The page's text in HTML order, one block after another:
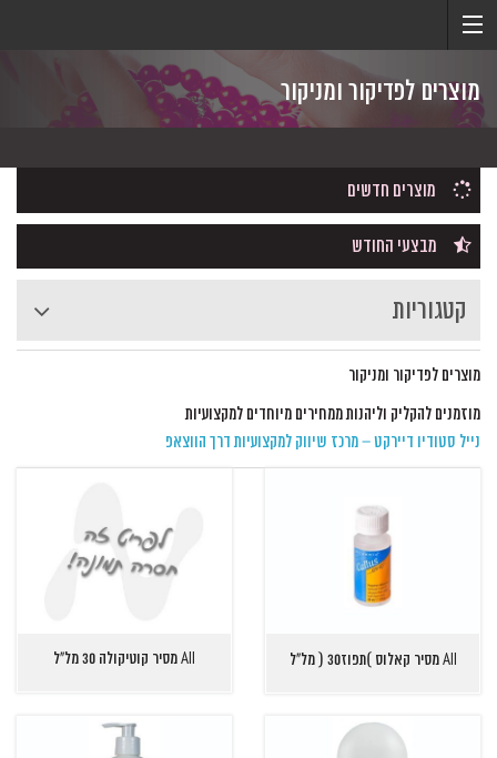
מוצרים לפדיקור ומניקור
מוצרים חדשים
מבצעי החודש
קטגוריות
מוצרים לפדיקור ומניקור
מוזמנים להקליק וליהנות ממחירים מיוחדים למקצועיות
נייל סטודיו דיירקט–מרכז שיווק למקצועיותדרך הווצאפ
AII מסיר קאלוס )תפוז30 ( מל"ל AII מסיר קוטיקולה 30 מל"ל